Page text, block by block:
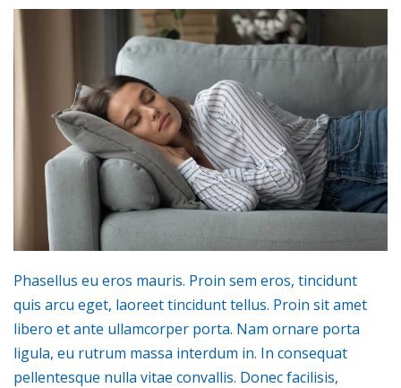
Phasellus eu eros mauris. Proin sem eros, tincidunt
quis arcu eget, laoreet tincidunt tellus. Proin sit amet
libero et ante ullamcorper porta. Nam ornare porta
ligula, eu rutrum massa interdum in. In consequat
pellentesque nulla vitae convallis. Donec facilisis,